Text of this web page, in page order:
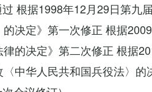
根据1998年12月29日第九
决定》第一次修正 根据
的决定》第二次修正 根据
中华人民共和国兵役法〉的